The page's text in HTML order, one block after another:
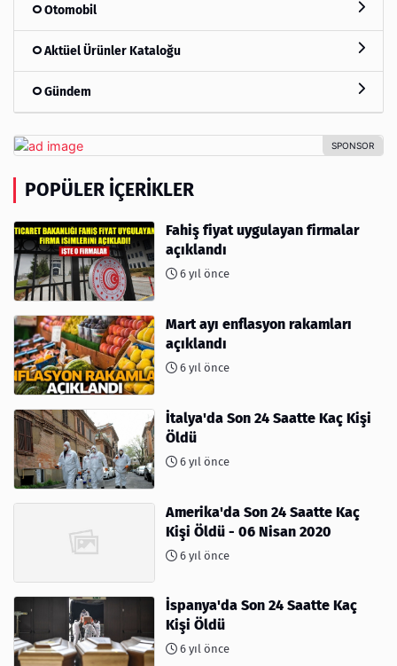
Otomobil
Aktüel Ürünler Kataloğu
Gündem
POPÜLER İÇERIKLER
Fahiş fiyat uygulayan firmalar
açıklandı
6 yıl önce
Mart ayı enflasyon rakamları
açıklandı
6 yıl önce
İtalya'da Son 24 Saatte Kaç Kişi
Öldü
6 yıl önce
Amerika'da Son 24 Saatte Kaç
Kişi Öldü - 06 Nisan 2020
6 yıl önce
İspanya'da Son 24 Saatte Kaç
Kişi Öldü
6 yıl önce